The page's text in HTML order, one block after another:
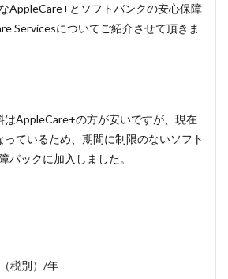
AppleCare+とソフトバンクの安心保障
Servicesについてご紹介させて頂きま
はAppleCare+の方が安いですが、現在
ているため、期間に制限のないソフト
パックに加入しました。
税別）/年